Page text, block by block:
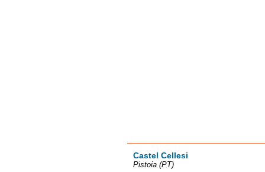
Castel Cellesi
Pistoia (PT)